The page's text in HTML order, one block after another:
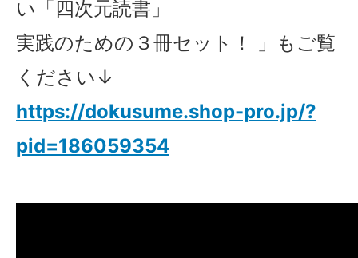
い「四次元読書」
実践のための３冊セット！ 」もご覧
ください↓
https://dokusume.shop-pro.jp/?
pid=186059354